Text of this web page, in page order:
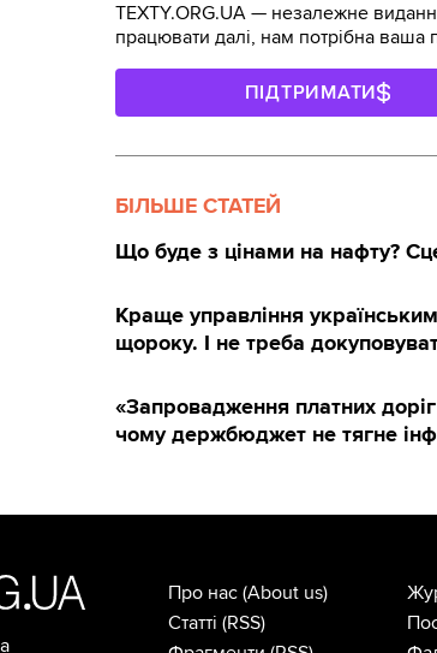
TEXTY.ORG.UA — незалежне
працювати далі, нам потрібна ваша
ПІДТРИМАТИ
БІЛЬШЕ СТАТЕЙ
Що буде з цінами на нафту?
Краще управління
щороку. І не треба
«Запровадження платних
чому держбюджет не тягне
Про нас (About us)
Статті (RSS)